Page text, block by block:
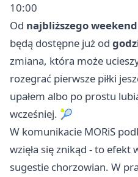
10:00
Od najbliższego
będą dostępne już od
zmiana, która może
rozegrać pierwsze piłki
upałem albo po prostu
wcześniej. 🎾
W komunikacie MORiS
wzięła się znikąd - to efekt
sugestie chorzowian. W